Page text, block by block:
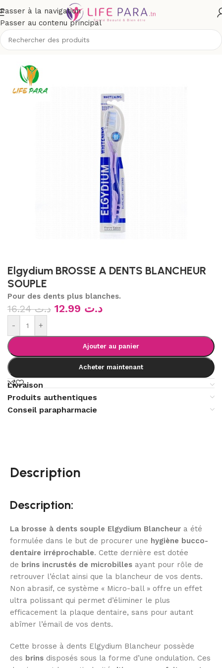
Passer à la navigation
Passer au contenu principal
/Boutique/Hygiène/Soins buccodentaires/Brosses à dents
Elgydium BROSSE A DENTS BLANCHEUR
SOUPLE
Pour des dents plus blanches.
د.ت16.24 د.ت
- +
Ajouter au panier
Acheter maintenant
Livraison
Produits authentiques
Conseil parapharmacie
Description
Description:
La brosse à dents souple Elgydium Blancheur a été
formulée dans le but de procurer une hygiène bucco-
dentaire irréprochable. Cette dernière est dotée
de brins incrustés de microbilles ayant pour rôle de
retrouver l’éclat ainsi que la blancheur de vos dents.
Non abrasif, ce système « Micro-ball » offre un effet
ultra polissant qui permet d’éliminer le plus
efficacement la plaque dentaire, sans pour autant
abîmer l’émail de vos dents.
Cette brosse à dents Elgydium Blancheur possède
des brins disposés sous la forme d’une ondulation. Ces